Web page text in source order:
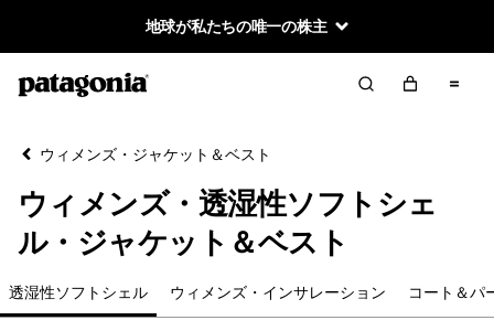
地球が私たちの唯一の株主
絞り込み／並び替え
絞り込み
カテゴリー
カジュアル
ウィメンズ・ジャケット＆ベスト
ウィメンズ・透湿性ソフトシェ
ル・ジャケット＆ベスト
透湿性ソフトシェル ウィメンズ・インサレーション コート＆パ